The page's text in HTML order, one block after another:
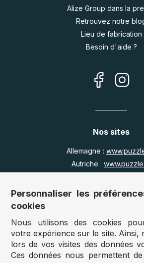
Alize Group dans la
Retrouvez notre
Lieu de fabrication
Besoin d'aide ?
Nos sites
Allemagne :
Autriche :
Royaume Uni :
Accès revendeurs /
Vous avez un magasin
Vous souhaitez accéder à nos prix
Personnaliser les
cookies
Nous utilisons des cookies
votre expérience sur le site. Ainsi,
lors de vos visites des données
Ces données nous permettent